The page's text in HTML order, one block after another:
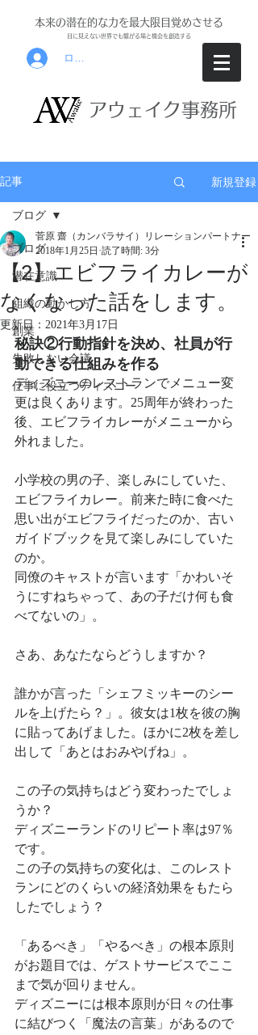
本来の潜在的な力を最大限目覚めさせる
目に見えない世界でも繋がる場と機会を創 造する
ログイン
アウ ェイク事務所
記事 新規登録
ブログ
潜在意識
組織の動かし方
創業
失敗しない会議
仕事に役立つディズニー
ブログ
【2】エビフライカレーが
なくなった話をします。
菅原 齋（カンバラサイ）リレーションパートナー
2018年1月25日 読了時間: 3分
更新日： 2021年3月17日
秘訣②行動指針を決め、社員が行
動できる仕組みを作る
ディズニーのレストランでメニュー変
更は良くあります。25周年が終わった
後、エビフライカレーがメニューから
外れました。
小学校の男の子、楽しみにしていた、
エビフライカレー。前来た時に食べた
思い出がエビフライだったのか、古い
ガイドブックを見て楽しみにしていた
のか。
同僚のキャストが言います「かわいそ
うにすねちゃって、あの子だけ何も食
べてないの」。
さあ、あなたならどうしますか？
誰かが言った「シェフミッキーのシー
ルを上げたら？」。彼女は1枚を彼の胸
に貼ってあげました。ほかに2枚を差し
出して「あとはおみやげね」。
この子の気持ちはどう変わったでしょ
うか？
ディズニーランドのリピート率は97％
です。
この子の気持ちの変化は、このレスト
ランにどのくらいの経済効果をもたら
したでしょう？
「あるべき」「やるべき」の根本原則
がお題目では、ゲストサービスでここ
まで気が回りません。
ディズニーには根本原則が日々の仕事
に結びつく「魔法の言葉」があるので